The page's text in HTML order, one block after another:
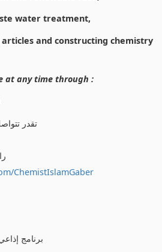
water treatment,
and constructing chemistry
at any time through :
تقدر
ChemistIslamGaber
برنامج